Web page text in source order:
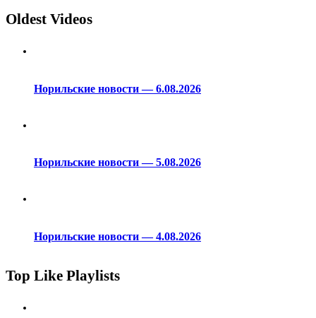
Oldest Videos
Норильские новости — 6.08.2026
Норильские новости — 5.08.2026
Норильские новости — 4.08.2026
Top Like Playlists